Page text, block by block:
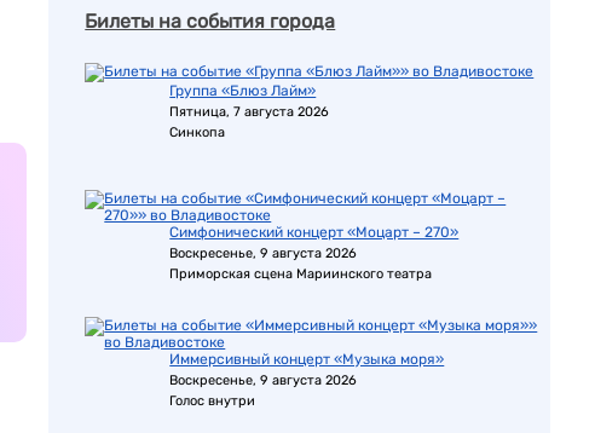
Билеты на события города
Группа «Блюз Лайм»
Пятница, 7 августа 2026
Синкопа
Симфонический концерт «Моцарт – 270»
Воскресенье, 9 августа 2026
Приморская сцена Мариинского театра
Иммерсивный концерт «Музыка моря»
Воскресенье, 9 августа 2026
Голос внутри